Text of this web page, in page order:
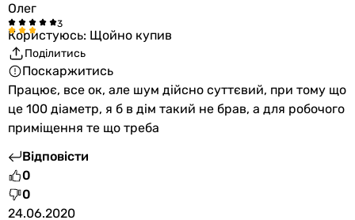
Олег
Користуюсь: Щойно купив
Поділитись
Поскаржитись
Працює, все ок, але шум дійсно суттєвий, при тому що
це 100 діаметр, я б в дім такий не брав, а для робочого
приміщення те що треба
Відповісти
0
0
24.06.2020